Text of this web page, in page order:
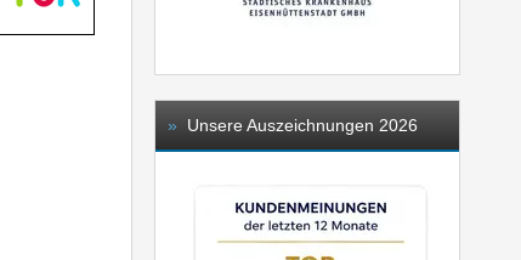
» Unsere Auszeichnungen 2026